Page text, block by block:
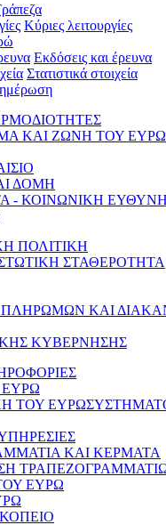
Κύριες λειτουργίες
Εκδόσεις και έρευνα
Στατιστικά στοιχεία
ΚΑΙ ΖΩΝΗ ΤΟΥ ΕΥΡΩ
ΔΟΜΗ
- ΚΟΙΝΩΝΙΚΗ ΕΥΘΥΝΗ
ΠΟΛΙΤΙΚΗ
ΣΤΑΘΕΡΟΤΗΤΑ
ΚΑΙ
ΚΥΒΕΡΝΗΣΗΣ
ΕΥΡΩ
ΤΟΥ
ΚΑΙ ΚΕΡΜΑΤΑ
ΕΥΡΩ